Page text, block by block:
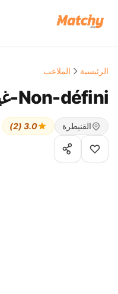
الرئيسية الملاعب
Non-défini-غير-محدد ( Kenitra)
القنيطرة 3.0 (2)